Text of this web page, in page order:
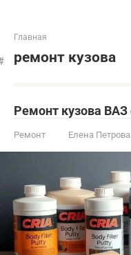
Главная
ремонт кузова
Ремонт кузова
Ремонт Елена Петрова